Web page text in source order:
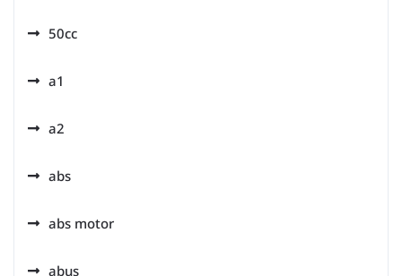
50cc
a1
a2
abs
abs motor
abus